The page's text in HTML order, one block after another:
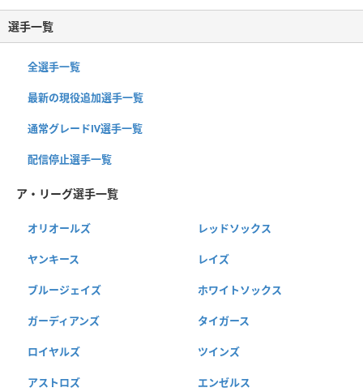
選手一覧
全選手一覧
最新の現役追加選手一覧
通常グレードⅣ選手一覧
配信停止選手一覧
ア・リーグ選手一覧
オリオールズ レッドソックス
ヤンキース レイズ
ブルージェイズ ホワイトソックス
ガーディアンズ タイガース
ロイヤルズ ツインズ
アストロズ エンゼルス